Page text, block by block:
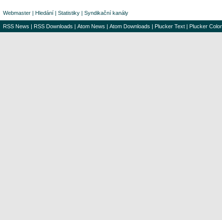
Webmaster | Hledání | Statistiky | Syndikační kanály
RSS News | RSS Downloads | Atom News | Atom Downloads | Plucker Text | Plucker Color